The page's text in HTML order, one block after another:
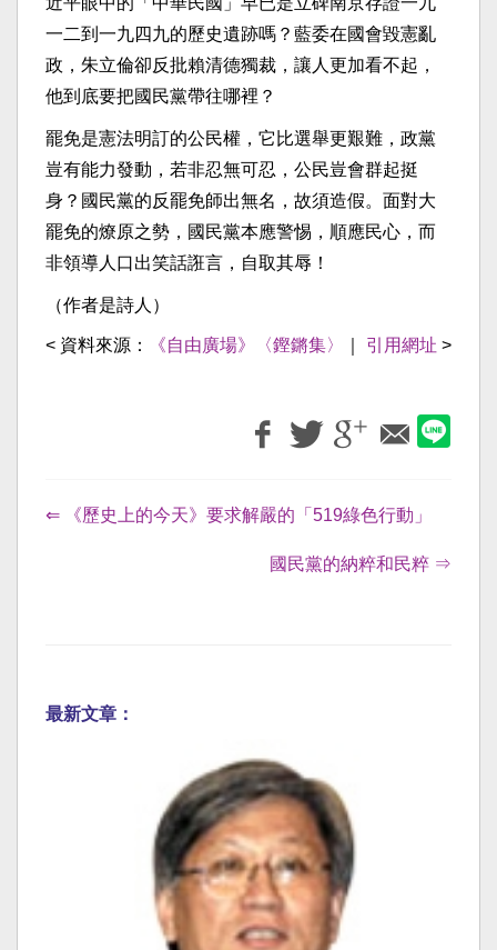
一二到一九四九的歷史遺跡嗎？藍委在國會毀憲亂
政，朱立倫卻反批賴清德獨裁，讓人更加看不起，
他到底要把國民黨帶往哪裡？
罷免是憲法明訂的公民權，它比選舉更艱難，政黨
豈有能力發動，若非忍無可忍，公民豈會群起挺
身？國民黨的反罷免師出無名，故須造假。面對大
罷免的燎原之勢，國民黨本應警惕，順應民心，而
非領導人口出笑話誑言，自取其辱！
（作者是詩人）
< 資料來源： 《自由廣場》〈鏗鏘集〉 引用網址 >
⇐ 《歷史上的今天》要求解嚴的「519綠色行動」
國民黨的納粹和民粹 ⇒
最新文章：